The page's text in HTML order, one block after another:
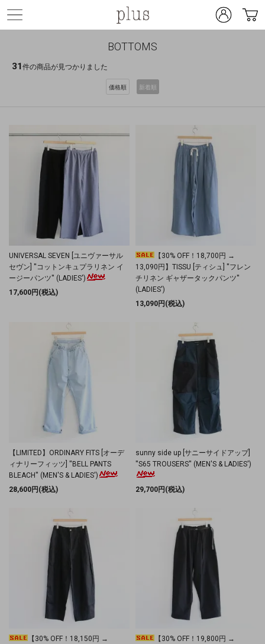
BOTTOMS
31件の商品が見つかりました
価格順 新着順
UNIVERSAL SEVEN [ユニヴァーサル
セヴン] ''コットンキュプラリネン イ
ージーパンツ'' (LADIES')
17,600円(税込)
【30% OFF！18,700円 →
13,090円】TISSU [ティシュ] ''フレン
チリネン ギャザータックパンツ''
(LADIES')
13,090円(税込)
【LIMITED】ORDINARY FITS [オーデ
ィナリーフィッツ] ''BELL PANTS
BLEACH'' (MEN'S & LADIES')
28,600円(税込)
sunny side up [サニーサイドアップ]
''S65 TROUSERS'' (MEN'S & LADIES')
29,700円(税込)
【30% OFF！18,150円 →
【30% OFF！19,800円 →